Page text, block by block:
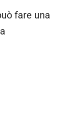
fare una